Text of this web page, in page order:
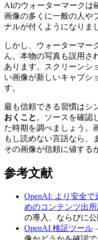
AIのウォーターマークは
画像の多くに一般の人や
ナルが付くようになりま
しかし、ウォーターマー
ん。本物の写真も誤用さ
あります。スクリーンシ
い画像が新しいキャプシ
す。
最も信頼できる習慣はシ
おくこと 。ソースを確認
た時期を調べましょう。
もし読めない言語なら、
その画像が信頼に値する
参考文献
OpenAI: より安全
めのコンテンツ出
の導入、ならびに
OpenAI 検証ツール